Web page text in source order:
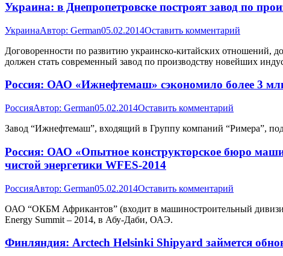
Украина: в Днепропетровске построят завод по
УкраинаАвтор: German05.02.2014Оставить комментарий
Договоренности по развитию украинско-китайских отношений,
должен стать современный завод по производству новейших
Россия: ОАО «Ижнефтемаш» сэкономило более 3
РоссияАвтор: German05.02.2014Оставить комментарий
Завод “Ижнефтемаш”, входящий в Группу компаний “Римера”,
Россия: ОАО «Опытное конструкторское бюро
чистой энергетики WFES-2014
РоссияАвтор: German05.02.2014Оставить комментарий
ОАО “ОКБМ Африкантов” (входит в машиностроительный
Energy Summit – 2014, в Абу-Даби, ОАЭ.
Финляндия: Arctech Helsinki Shipyard займется